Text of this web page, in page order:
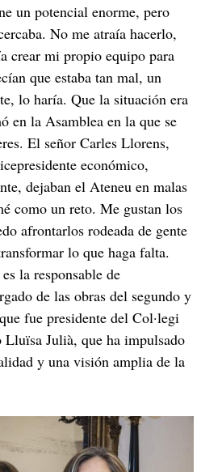
un potencial enorme, pero
No me atraía hacerlo,
crear mi propio equipo para
que estaba tan mal, un
lo haría. Que la situación era
en la Asamblea en la que se
El señor Carles Llorens,
económico,
dejaban el Ateneu en malas
como un reto. Me gustan los
afrontarlos rodeada de gente
lo que haga falta.
la responsable de
de las obras del segundo y
fue presidente del Col·legi
Lluïsa Julià, que ha impulsado
y una visión amplia de la